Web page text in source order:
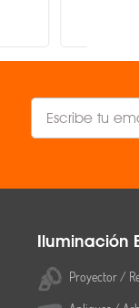
Iluminación
Proyector /